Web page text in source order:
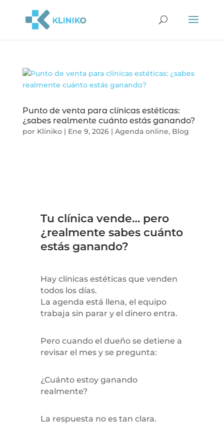
Punto de venta para clínicas estéticas:
¿sabes realmente cuánto estás ganando?
por Kliniko| Ene 9, 2026| Agenda online, Blog
Tu clínica vende… pero
¿realmente sabes cuánto
estás ganando?
Hay clínicas estéticas que venden
todos los días.
La agenda está llena, el equipo
trabaja sin parar y el dinero entra.
Pero cuando el dueño se detiene a
revisar el mes y se pregunta:
¿Cuánto estoy ganando
realmente?
La respuesta no es tan clara.